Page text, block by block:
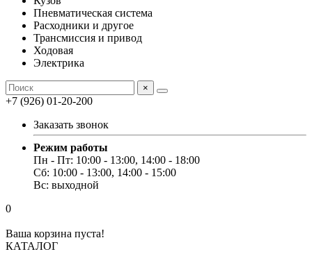
Пневматическая система
Расходники и другое
Трансмиссия и привод
Ходовая
Электрика
×
+7 (926) 01-20-200
Заказать звонок
Режим работы
Пн - Пт: 10:00 - 13:00, 14:00 - 18:00
Сб: 10:00 - 13:00, 14:00 - 15:00
Вс: выходной
0
Ваша корзина пуста!
КАТАЛОГ